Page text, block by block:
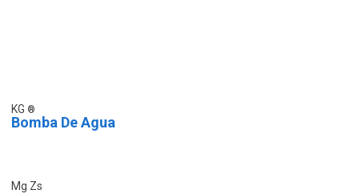
KG
Bomba De Agua
Mg Zs